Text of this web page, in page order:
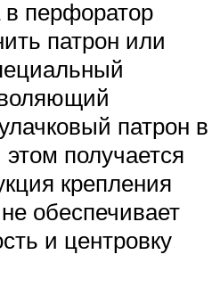
в перфоратор
патрон или
патрон в
получается
крепления
обеспечивает
и центровку